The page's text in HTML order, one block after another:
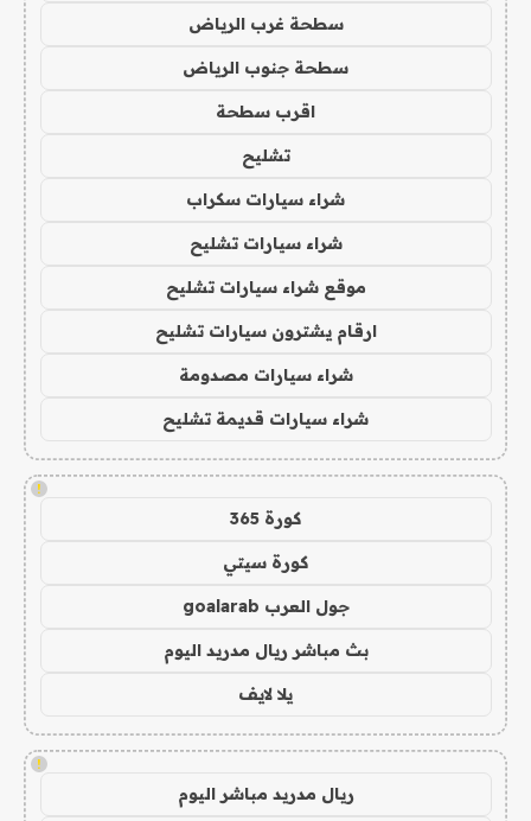
سطحة غرب الرياض
سطحة جنوب الرياض
اقرب سطحة
تشليح
شراء سيارات سكراب
شراء سيارات تشليح
موقع شراء سيارات تشليح
ارقام يشترون سيارات تشليح
شراء سيارات مصدومة
شراء سيارات قديمة تشليح
!
كورة 365
كورة سيتي
جول العرب goalarab
بث مباشر ريال مدريد اليوم
يلا لايف
!
ريال مدريد مباشر اليوم